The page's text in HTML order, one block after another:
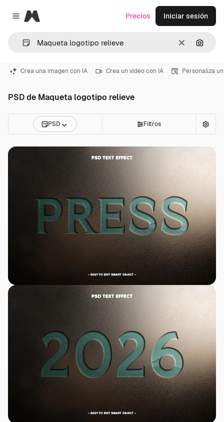
Close menu
Magnific
Borrar
Precios Iniciar sesión
Crea una imagen con IA Crea un vídeo con IA Personaliza
PSD de Maqueta logotipo relieve
PSD Filtros